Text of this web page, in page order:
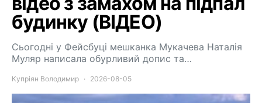
будинку (ВІДЕО)
Сьогодні у Фейсбуці мешканка Мукачева Наталія
Муляр написала обурливий допис та…
Купріян Володимир 2026-08-05